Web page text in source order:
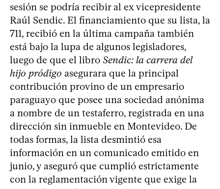
sesión se podría recibir al ex vicepresidente
Raúl Sendic. El financiamiento que su lista, la
711, recibió en la última campaña también
está bajo la lupa de algunos legisladores,
luego de que el libro Sendic: la carrera del
hijo pródigo asegurara que la principal
contribución provino de un empresario
paraguayo que posee una sociedad anónima
a nombre de un testaferro, registrada en una
dirección sin inmueble en Montevideo. De
todas formas, la lista desmintió esa
información en un comunicado emitido en
junio, y aseguró que cumplió estrictamente
con la reglamentación vigente que exige la